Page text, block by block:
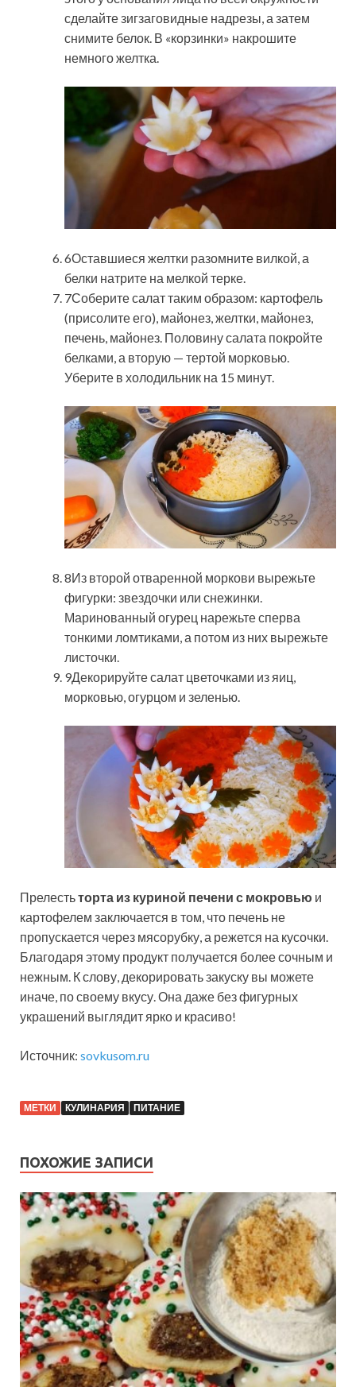
сделайте зигзаговидные надрезы, а затем
снимите белок. В «корзинки» накрошите
немного желтка.
6Оставшиеся желтки разомните вилкой, а
белки натрите на мелкой терке.
7Соберите салат таким образом: картофель
(присолите его), майонез, желтки, майонез,
печень, майонез. Половину салата покройте
белками, а вторую — тертой морковью.
Уберите в холодильник на 15 минут.
8Из второй отваренной моркови вырежьте
фигурки: звездочки или снежинки.
Маринованный огурец нарежьте сперва
тонкими ломтиками, а потом из них вырежьте
листочки.
9Декорируйте салат цветочками из яиц,
морковью, огурцом и зеленью.
Прелестьторта из куриной печени с мокровью и
картофелем заключается в том, что печень не
пропускается через мясорубку, а режется на кусочки.
Благодаря этому продукт получается более сочным и
нежным. К слову, декорировать закуску вы можете
иначе, по своему вкусу. Она даже без фигурных
украшений выглядит ярко и красиво!
Источник: sovkusom.ru
МЕТКИ КУЛИНАРИЯ ПИТАНИЕ
ПОХОЖИЕ ЗАПИСИ